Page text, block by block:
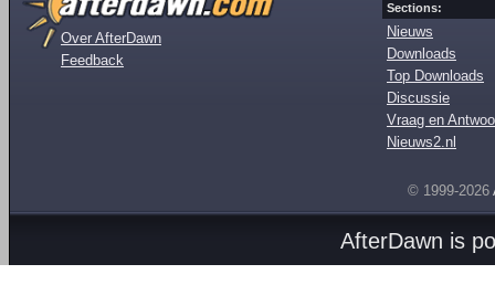
Over AfterDawn
Feedback
Sections:
Nieuws
Downloads
Top Downloads
Discussie
Vraag en
Nieuws2.nl
© 1999-2026
AfterDawn is